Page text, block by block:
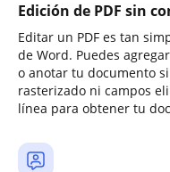
Edición de PDF sin
Editar un PDF es tan
de Word. Puedes
o anotar tu documento
rasterizado ni campos
línea para obtener tu